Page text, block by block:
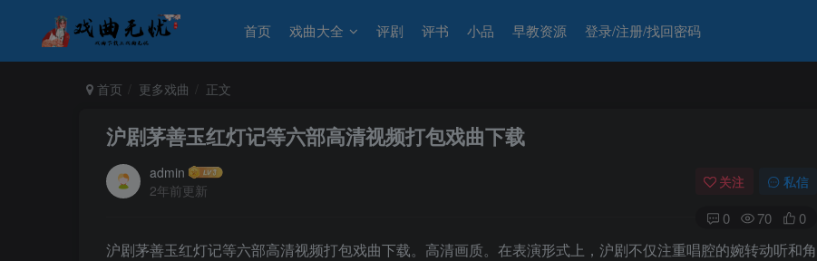
首页 戏曲大全 评剧 评书 小品 早教资源 登录/注册/找回密码
首页 更多戏曲 正文
沪剧茅善玉红灯记等六部高清视频打包戏曲下载
admin
2年前更新
关注 私信
0 70 0
沪剧茅善玉红灯记等六部高清视频打包戏曲下载。高清画质。在表演形式上，沪剧不仅注重唱腔的婉转动听和角